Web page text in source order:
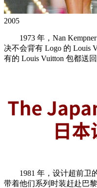
2005
1973 年，Nan Kempner
决不会背有 Logo 的 Louis
有的 Louis Vuitton 包都送
1981 年，设计超前卫
带着他们系列时装赶赴巴